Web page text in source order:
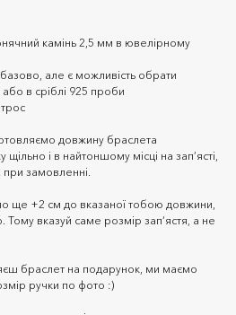
камінь 2,5 мм в ювелірному
але є можливість обрати
або в сріблі 925 проби
довжину браслета
щільно і в найтоншому місці на зап’ясті,
замовленні.
ще +2 см до вказаної тобою довжини,
вказуй саме розмір зап‘ястя, а не
браслет на подарунок, ми маємо
ручки по фото :)